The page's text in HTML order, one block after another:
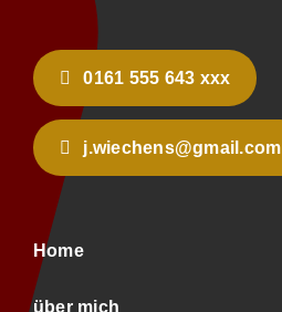
0161 555 643 xxx
j.wiechens@gmail.com
Home
über mich